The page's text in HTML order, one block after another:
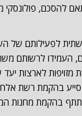
להסכם,
לפעילותם של
העמידו לרשותם
לארצות
סייע בהקמת רשת
בהקמת מחנות